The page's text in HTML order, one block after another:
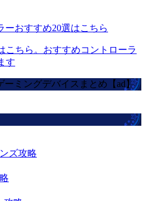
ーおすすめ20選はこちら
こちら。おすすめコントローラ
す
ーミングデバイスまとめ【ad】
ズ攻略